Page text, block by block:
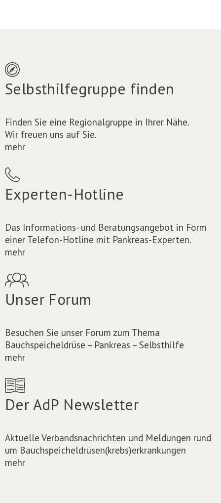
Selbsthilfegruppe finden
Finden Sie eine Regionalgruppe in Ihrer Nähe.
Wir freuen uns auf Sie.
mehr
Experten-Hotline
Das Informations- und Beratungsangebot in Form
einer Telefon-Hotline mit Pankreas-Experten.
mehr
Unser Forum
Besuchen Sie unser Forum zum Thema
Bauchspeicheldrüse – Pankreas – Selbsthilfe
mehr
Der AdP Newsletter
Aktuelle Verbandsnachrichten und Meldungen rund
um Bauchspeicheldrüsen(krebs)erkrankungen
mehr